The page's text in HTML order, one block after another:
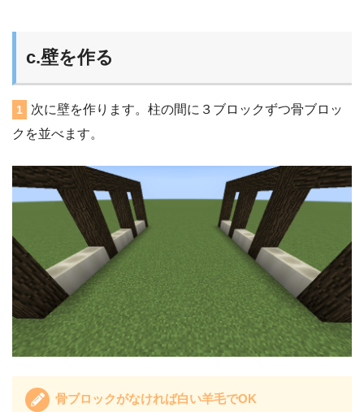
c.壁を作る
1
次に壁を作ります。柱の間に３ブロックずつ骨ブロッ
クを並べます。
骨ブロックがなければ白い羊毛でOK